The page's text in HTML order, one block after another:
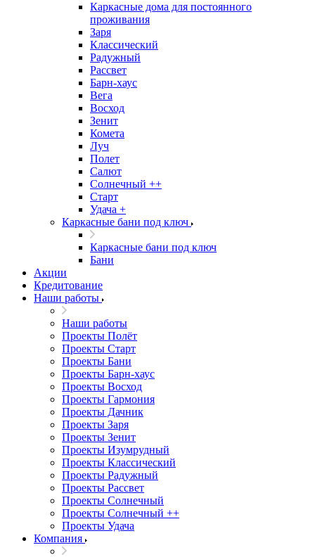
Каркасные дома для постоянного
проживания
Заря
Классический
Радужный
Рассвет
Барн-хаус
Вега
Восход
Зенит
Комета
Луч
Полет
Салют
Солнечный ++
Старт
Удача +
Каркасные бани под ключ
Каркасные бани под ключ
Бани
Акции
Кредитование
Наши работы
Наши работы
Проекты Полёт
Проекты Старт
Проекты Бани
Проекты Барн-хаус
Проекты Восход
Проекты Гармония
Проекты Дачник
Проекты Заря
Проекты Зенит
Проекты Изумрудный
Проекты Классический
Проекты Радужный
Проекты Рассвет
Проекты Солнечный
Проекты Солнечный ++
Проекты Удача
Компания